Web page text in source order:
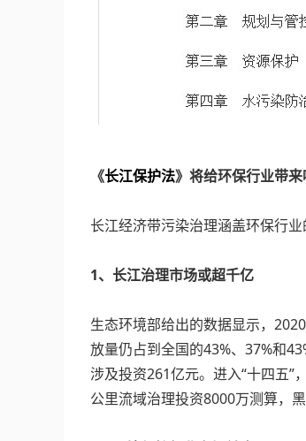
《长江保护法》将给环保行业带来
长江经济带污染治理涵盖环保行
1、长江治理市场或超千亿
生态环境部给出的数据显示，
放量仍占到全国的43%、37%和
涉及投资261亿元。进入“十四五
公里流域治理投资8000万测算，